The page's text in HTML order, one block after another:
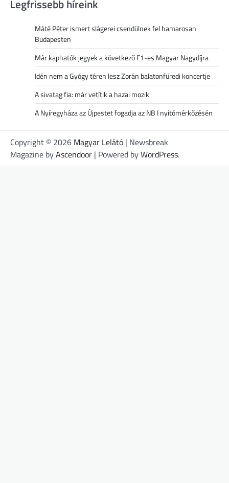
Legfrissebb híreink
Máté Péter ismert slágerei csendülnek fel hamarosan
Budapesten
Már kaphatók jegyek a következő F1-es Magyar Nagydíjra
Idén nem a Gyógy téren lesz Zorán balatonfüredi koncertje
A sivatag fia: már vetítik a hazai mozik
A Nyíregyháza az Újpestet fogadja az NB I nyitómérkőzésén
Copyright © 2026 Magyar Lelátó | Newsbreak
Magazine byAscendoor | Powered byWordPress.